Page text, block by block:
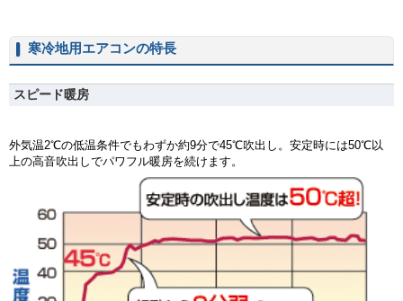
寒冷地用エアコンの特長
スピード暖房
外気温2℃の低温条件でもわずか約9分で45℃吹出し。安定時には50℃以
上の高音吹出しでパワフル暖房を続けます。